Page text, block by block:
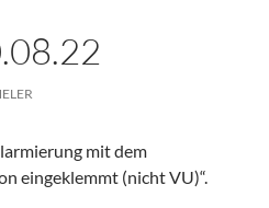
mit dem
eingeklemmt (nicht VU)“.